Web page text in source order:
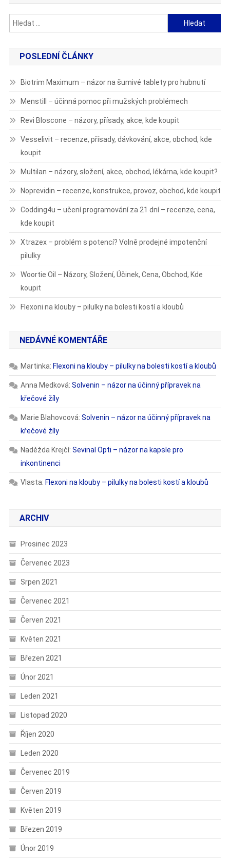
Vyhledávání
POSLEDNÍ ČLÁNKY
Biotrim Maximum – názor na šumivé tablety pro hubnutí
Menstill – účinná pomoc při mužských problémech
Revi Bloscone – názory, přísady, akce, kde koupit
Vesselivit – recenze, přísady, dávkování, akce, obchod, kde
koupit
Multilan – názory, složení, akce, obchod, lékárna, kde koupit?
Noprevidin – recenze, konstrukce, provoz, obchod, kde koupit
Codding4u – učení programování za 21 dní – recenze, cena,
kde koupit
Xtrazex – problém s potencí? Volně prodejné impotenční
pilulky
Woortie Oil – Názory, Složení, Účinek, Cena, Obchod, Kde
koupit
Flexoni na klouby – pilulky na bolesti kostí a kloubů
NEDÁVNÉ KOMENTÁŘE
Martinka: Flexoni na klouby – pilulky na bolesti kostí a kloubů
Anna Medková: Solvenin – názor na účinný přípravek na
křečové žíly
Marie Blahovcová: Solvenin – názor na účinný přípravek na
křečové žíly
Naděžda Krejčí: Sevinal Opti – názor na kapsle pro
inkontinenci
Vlasta: Flexoni na klouby – pilulky na bolesti kostí a kloubů
ARCHIV
Prosinec 2023
Červenec 2023
Srpen 2021
Červenec 2021
Červen 2021
Květen 2021
Březen 2021
Únor 2021
Leden 2021
Listopad 2020
Říjen 2020
Leden 2020
Červenec 2019
Červen 2019
Květen 2019
Březen 2019
Únor 2019